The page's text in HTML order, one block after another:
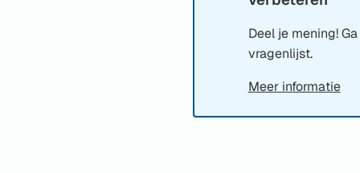
Deel je mening!
vragenlijst.
Meer informatie